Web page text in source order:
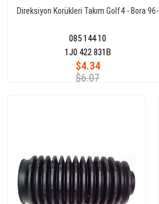
Direksiyon Korükleri Takım Golf4 - Bora 96-
085 144 10
$4.34
$6.07
1J0 422 831B